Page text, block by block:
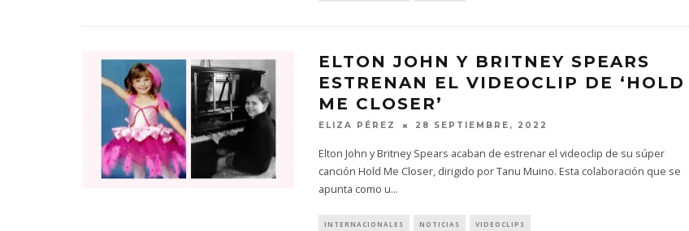
ELTON JOHN Y BRITNEY SPEARS
ESTRENAN EL VIDEOCLIP DE ‘HOLD
ME CLOSER’
ELIZA PÉREZ 28 SEPTIEMBRE, 2022
Elton John y Britney Spears acaban de estrenar el videoclip de su súper
canción Hold Me Closer, dirigido por Tanu Muino. Esta colaboración que se
apunta como u...
INTERNACIONALES NOTICIAS VIDEOCLIPS